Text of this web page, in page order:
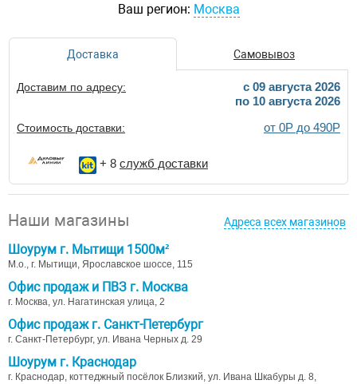
Ваш регион: Москва
Доставка Самовывоз
Доставим по адресу:
c 09 августа 2026
по 10 августа 2026
Стоимость доставки: от 0Р до 490Р
+ 8 служб доставки
Наши магазины Адреса всех магазинов
Шоурум г. Мытищи 1500м²
М.о., г. Мытищи, Ярославское шоссе, 115
Офис продаж и ПВЗ г. Москва
г. Москва, ул. Нагатинская улица, 2
Офис продаж г. Санкт-Петербург
г. Санкт-Петербург, ул. Ивана Черных д. 29
Шоурум г. Краснодар
г. Краснодар, коттеджный посёлок Близкий, ул. Ивана Шкабуры д. 8,